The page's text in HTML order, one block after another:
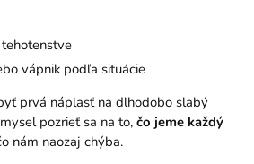
vápnik podľa situácie
prvá náplasť na dlhodobo slabý
pozrieť sa na to,čo jeme každý
nám naozaj chýba.